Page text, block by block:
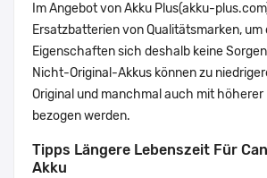
Im Angebot von Akku Plus(akku-
Ersatzbatterien von Qualitätsmarken,
Eigenschaften sich deshalb keine
Nicht-Original-Akkus können zu
Original und manchmal auch mit höherer
bezogen werden.
Tipps Längere Lebenszeit Für
Akku